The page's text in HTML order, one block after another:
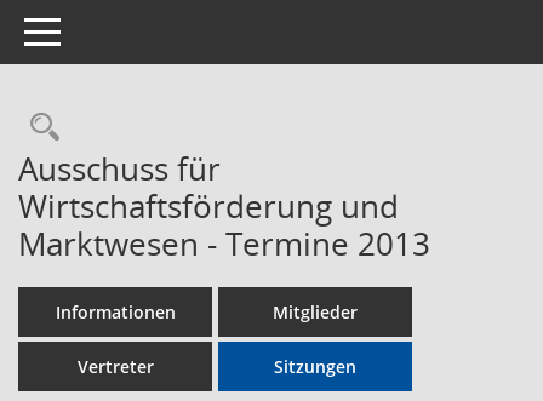
Toggle navigation
Rechercheauswahl
Ausschuss für
Wirtschaftsförderung und
Marktwesen - Termine 2013
Informationen Mitglieder
Vertreter Sitzungen